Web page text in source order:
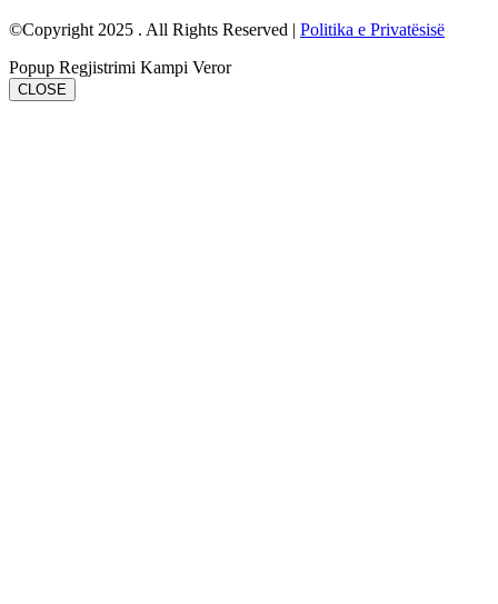
©Copyright 2025 . All Rights Reserved | Politika e Privatësisë
Popup Regjistrimi Kampi Veror
CLOSE